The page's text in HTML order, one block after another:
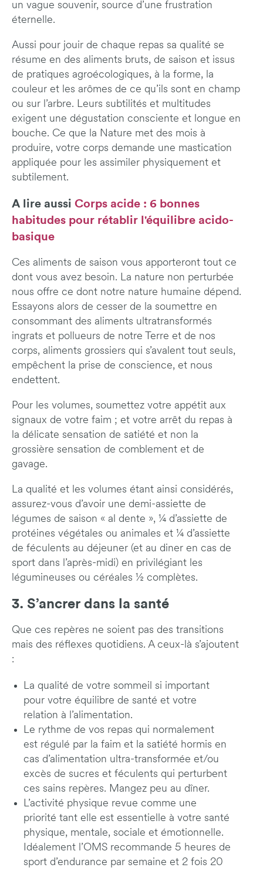
un vague souvenir, source d’une frustration
éternelle.
Aussi pour jouir de chaque repas sa qualité se
résume en des aliments bruts, de saison et issus
de pratiques agroécologiques, à la forme, la
couleur et les arômes de ce qu’ils sont en champ
ou sur l’arbre. Leurs subtilités et multitudes
exigent une dégustation consciente et longue en
bouche. Ce que la Nature met des mois à
produire, votre corps demande une mastication
appliquée pour les assimiler physiquement et
subtilement.
A lire aussi Corps acide : 6 bonnes
habitudes pour rétablir l'équilibre acido-
basique
Ces aliments de saison vous apporteront tout ce
dont vous avez besoin. La nature non perturbée
nous offre ce dont notre nature humaine dépend.
Essayons alors de cesser de la soumettre en
consommant des aliments ultratransformés
ingrats et pollueurs de notre Terre et de nos
corps, aliments grossiers qui s’avalent tout seuls,
empêchent la prise de conscience, et nous
endettent.
Pour les volumes, soumettez votre appétit aux
signaux de votre faim ; et votre arrêt du repas à
la délicate sensation de satiété et non la
grossière sensation de comblement et de
gavage.
La qualité et les volumes étant ainsi considérés,
assurez-vous d’avoir une demi-assiette de
légumes de saison « al dente », ¼ d’assiette de
protéines végétales ou animales et ¼ d’assiette
de féculents au déjeuner (et au diner en cas de
sport dans l’après-midi) en privilégiant les
légumineuses ou céréales ½ complètes.
3. S’ancrer dans la santé
Que ces repères ne soient pas des transitions
mais des réflexes quotidiens. A ceux-là s’ajoutent
:
La qualité de votre sommeil si important
pour votre équilibre de santé et votre
relation à l’alimentation.
Le rythme de vos repas qui normalement
est régulé par la faim et la satiété hormis en
cas d’alimentation ultra-transformée et/ou
excès de sucres et féculents qui perturbent
ces sains repères. Mangez peu au dîner.
L’activité physique revue comme une
priorité tant elle est essentielle à votre santé
physique, mentale, sociale et émotionnelle.
Idéalement l’OMS recommande 5 heures de
sport d’endurance par semaine et 2 fois 20